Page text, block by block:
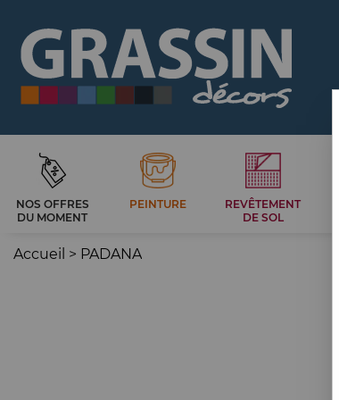
NOS OFFRES
DU MOMENT
PEINTURE
REVÊTEMENT
DE SOL
Accueil > PADANA